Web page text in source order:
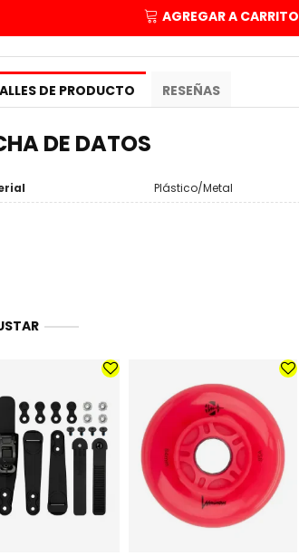
AGREGAR A CARRITO
DE PRODUCTO RESEÑAS
DE DATOS
Plástico/Metal